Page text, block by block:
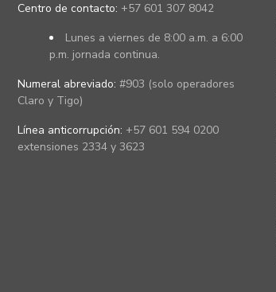
Centro de contacto: +57 601 307 8042
Lunes a viernes de 8:00 a.m. a 6:00
p.m. jornada continua.
Numeral abreviado: #903 (solo operadores
Claro y Tigo)
Línea anticorrupción: +57 601 594 0200
extensiones 2334 y 3623